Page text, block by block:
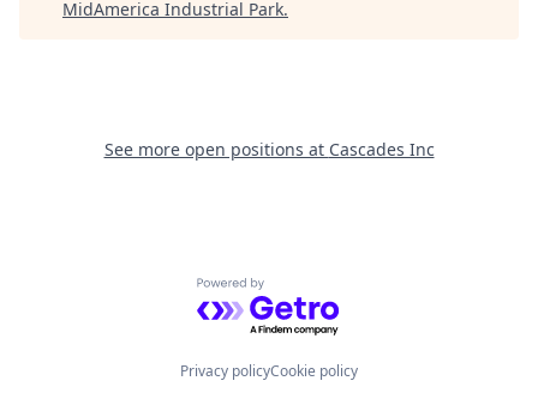
MidAmerica Industrial Park.
See more open positions at Cascades Inc
Powered by Getro.com
Privacy policyCookie policy